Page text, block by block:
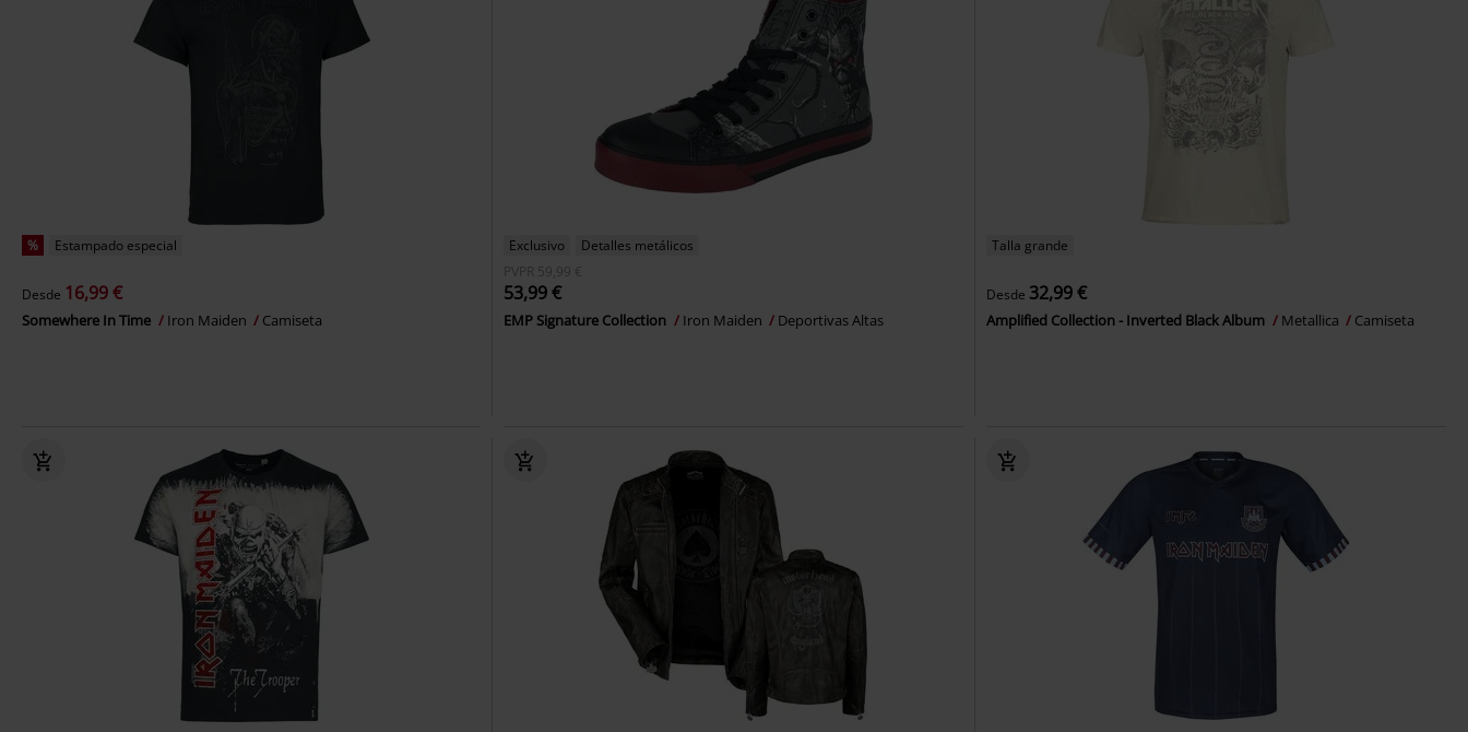
% Estampado especial
Desde 16,99 €
Somewhere In Time Iron Maiden Camiseta
Exclusivo
Detalles metálicos
PVPR
59,99 €
53,99 €
EMP Signature Collection Iron Maiden Deportivas Altas
Talla grande
Desde 32,99 €
Amplified Collection - Inverted Black Album Metallica Camiseta